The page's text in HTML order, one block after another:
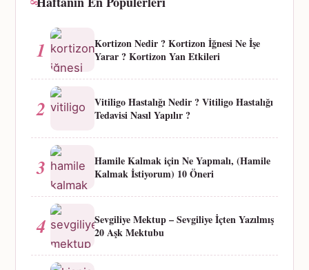
1
Kortizon Nedir ? Kortizon İğnesi Ne İşe
Yarar ? Kortizon Yan Etkileri
2
Vitiligo Hastalığı Nedir ? Vitiligo Hastalığı
Tedavisi Nasıl Yapılır ?
3
Hamile Kalmak için Ne Yapmalı, (Hamile
Kalmak İstiyorum) 10 Öneri
4
Sevgiliye Mektup – Sevgiliye İçten Yazılmış
20 Aşk Mektubu